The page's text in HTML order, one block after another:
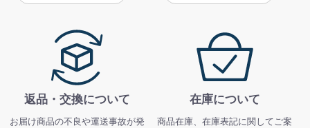
返品・交換について
お届け商品の不良や運送事故が発
在庫について
商品在庫、在庫表記に関してご案